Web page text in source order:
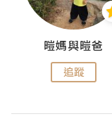
暟媽與暟爸
追蹤